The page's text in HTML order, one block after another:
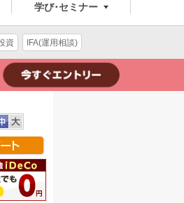
学び･セミナー
資 IFA(運用相談)